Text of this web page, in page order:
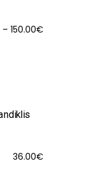
– 150.00€
36.00€